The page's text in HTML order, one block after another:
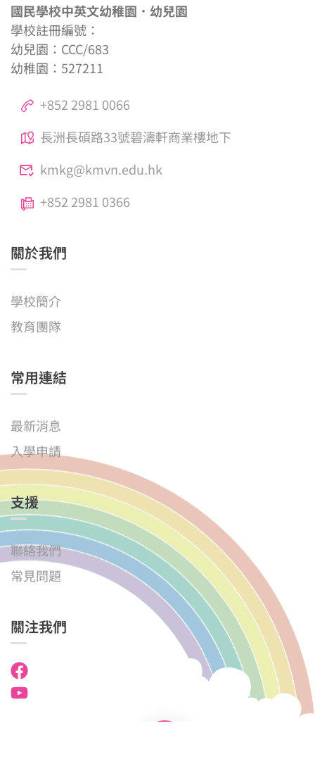
國民學校中英文幼稚園．幼兒園
學校註冊編號：
幼兒園：CCC/683
幼稚園：527211
+852 2981 0066
長洲長碩路33號碧濤軒商業樓地下
kmkg@kmvn.edu.hk
+852 2981 0366
關於我們
學校簡介
教育團隊
常用連結
最新消息
入學申請
支援
聯絡我們
常見問題
關注我們